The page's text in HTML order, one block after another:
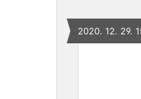
2020. 12. 29.